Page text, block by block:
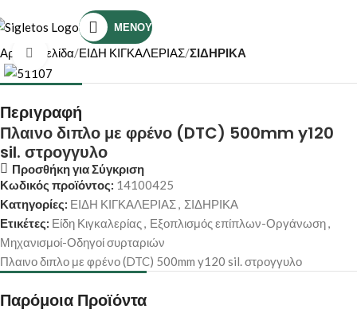
ΜΕΝΟΎ
Αρχική σελίδα ΕΙΔΗ ΚΙΓΚΑΛΕΡΙΑΣ ΣΙΔΗΡΙΚΑ
Κάντε κλικ για μεγέθυνση
Περιγραφή
Πλαινο διπλο με φρένο (DTC) 500mm y120
sil. στρογγυλο
Προσθήκη για Σύγκριση
Κωδικός προϊόντος: 14100425
Κατηγορίες: ΕΙΔΗ ΚΙΓΚΑΛΕΡΙΑΣ, ΣΙΔΗΡΙΚΑ
Ετικέτες: Είδη Κιγκαλερίας, Εξοπλισμός επίπλων-Οργάνωση,
Μηχανισμοί-Οδηγοί συρταριών
Πλαινο διπλο με φρένο (DTC) 500mm y120 sil. στρογγυλο
Παρόμοια Προϊόντα